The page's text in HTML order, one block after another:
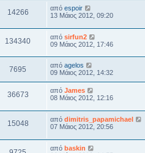
14266 από espoir
13 Μάιος 2012, 09:20
134340 από sirfun2
09 Μάιος 2012, 17:46
7695 από agelos
09 Μάιος 2012, 14:32
36673 από James
08 Μάιος 2012, 12:16
15048 από dimitris_papamichael
07 Μάιος 2012, 20:56
από baskin